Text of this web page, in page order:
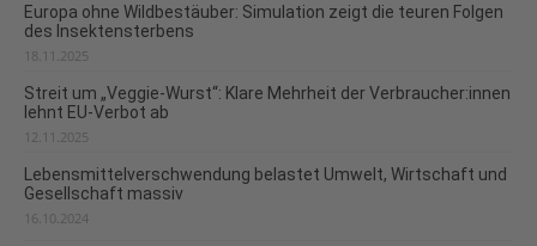
Europa ohne Wildbestäuber: Simulation zeigt die teuren Folgen
des Insektensterbens
18.11.2025
Streit um „Veggie-Wurst“: Klare Mehrheit der Verbraucher:innen
lehnt EU-Verbot ab
12.11.2025
Lebensmittelverschwendung belastet Umwelt, Wirtschaft und
Gesellschaft massiv
16.10.2024